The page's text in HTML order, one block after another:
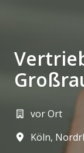
vor Ort
Köln,